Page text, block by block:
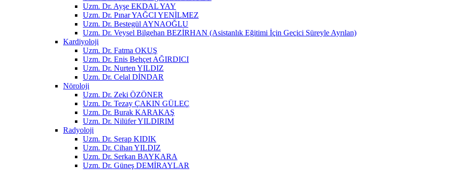
Uzm. Dr. Ayşe EKDAL YAY
Uzm. Dr. Pınar YAĞCI YENİLMEZ
Uzm. Dr. Bestegül AYNAOĞLU
Uzm. Dr. Veysel Bilgehan BEZİRHAN (Asistanlık Eğitimi İçin Geçici Süreyle Ayrılan)
Kardiyoloji
Uzm. Dr. Fatma OKUŞ
Uzm. Dr. Enis Behçet AĞIRDICI
Uzm. Dr. Nurten YILDIZ
Uzm. Dr. Celal DİNDAR
Nöroloji
Uzm. Dr. Zeki ÖZÖNER
Uzm. Dr. Tezay ÇAKIN GÜLEÇ
Uzm. Dr. Burak KARAKAŞ
Uzm. Dr. Nilüfer YILDIRIM
Radyoloji
Uzm. Dr. Serap KIDIK
Uzm. Dr. Cihan YILDIZ
Uzm. Dr. Serkan BAYKARA
Uzm. Dr. Güneş DEMİRAYLAR